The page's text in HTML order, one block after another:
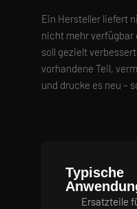
Ein Hersteller liefert
nicht mehr verfügbar
soll gezielt
vorhandene Teil,
und drucke es neu –
Typische
Ersatzteile